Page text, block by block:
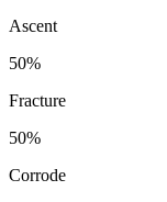
Ascent
50%
Fracture
50%
Corrode